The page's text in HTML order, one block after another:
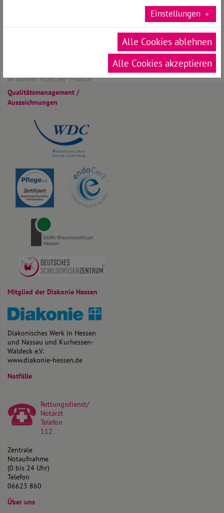
Telefax 06623 - 86 1503
info[at]kkh-rotenburg.de
In unserer Mitte der Mensch
Qualitäts­management /
Auszeichnungen
Mitglied der Diakonie Hessen
Diakonisches Werk in Hessen
und Nassau und Kurhessen-
Waldeck e.V.
www.diakonie-hessen.de
Notfälle
Rettungsdienst/
Notarzt
Telefon
112
Zentrale
Notaufnahme
(0 bis 24 Uhr)
Telefon
06623 860
Über uns
Einstellungen
Alle Cookies ablehnen
Alle Cookies akzeptieren